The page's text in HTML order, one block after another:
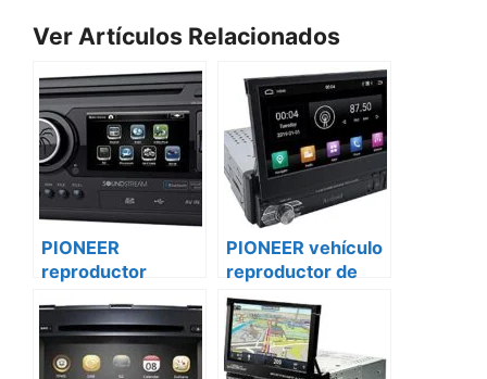
Ver Artículos Relacionados
PIONEER
reproductor
multimedia mvh-
a205bt Peugeot
bóxer ii
PIONEER vehículo
reproductor de
DVD avh-a205bt
iveco daily